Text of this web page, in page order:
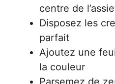
centre de
Disposez les
parfait
Ajoutez une
la couleur
Parsemez de